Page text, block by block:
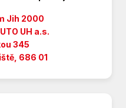
účinkem
Jih 2000
UH a.s.
345
686 01